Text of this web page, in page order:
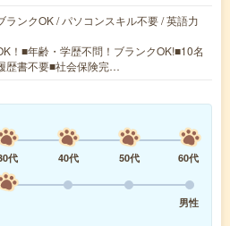
ランクOK / パソコンスキル不要 / 英語力
！■年齢・学歴不問！ブランクOK!■10名
歴書不要■社会保険完…
代 40代 50代
60代
男性